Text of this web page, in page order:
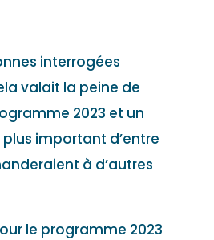
interrogées
valait la peine de
2023 et un
important d’entre
à d’autres
le programme 2023